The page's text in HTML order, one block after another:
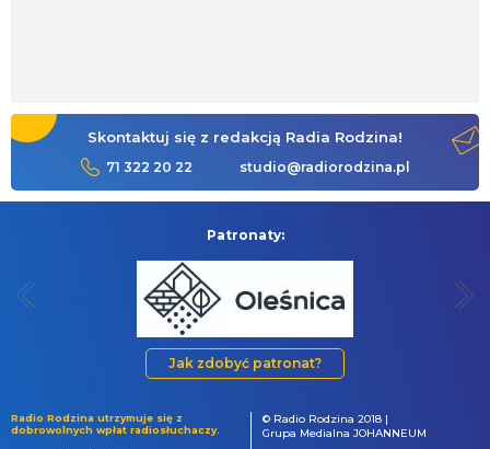
Skontaktuj się z redakcją Radia Rodzina!
71 322 20 22 studio@radiorodzina.pl
Patronaty:
Jak zdobyć patronat?
Radio Rodzina utrzymuje się z
dobrowolnych wpłat radiosłuchaczy.
© Radio Rodzina 2018 |
Grupa Medialna JOHANNEUM